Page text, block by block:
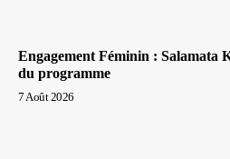
Engagement Féminin : Salamata
du programme
7 Août 2026